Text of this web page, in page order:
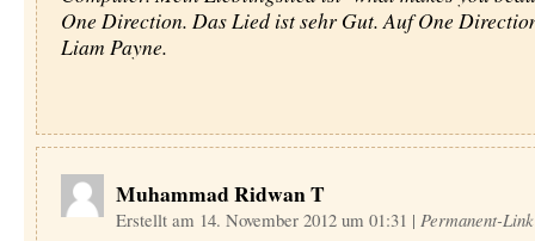
One Direction. Das Lied ist sehr Gut. Auf One
Liam Payne.
Muhammad Ridwan T
Erstellt am 14. November 2012 um 01:31 | Permanent-Link